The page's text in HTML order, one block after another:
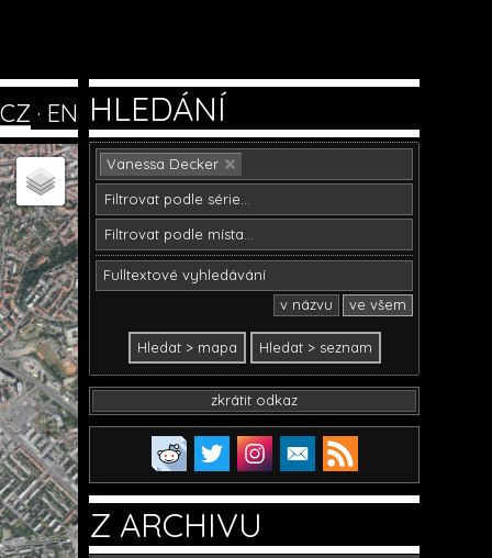
CZ · EN HLEDÁNÍ
Vanessa Decker
v názvu ve všem
zkrátit odkaz
Z ARCHIVU